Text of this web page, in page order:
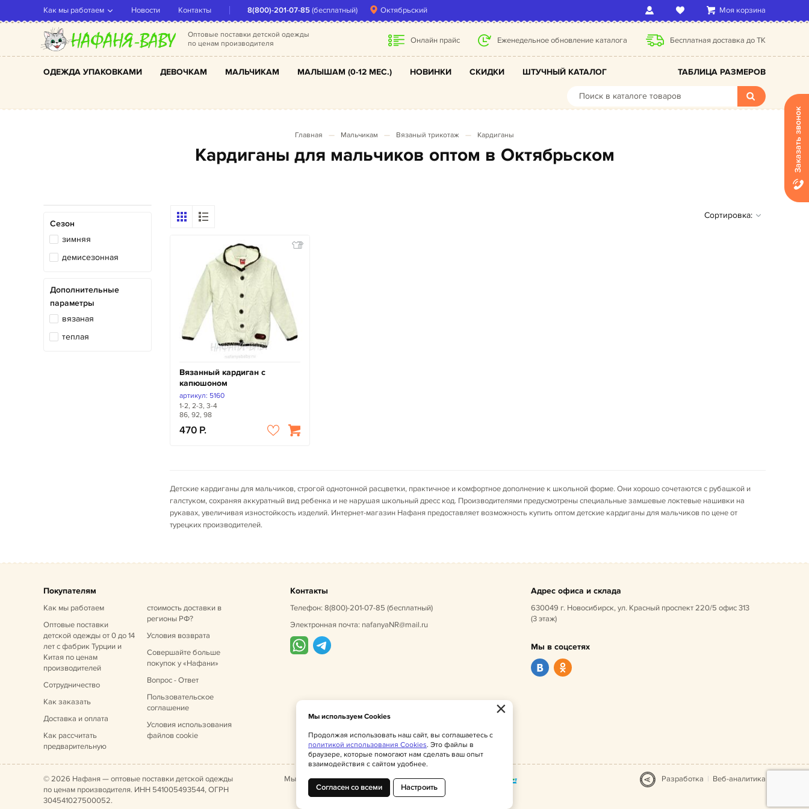
Моя корзина
Оптовые поставки детской одежды
по ценам производителя
Онлайн прайс Еженедельное обновление каталога Бесплатная доставка до ТК
ОДЕЖДА УПАКОВКАМИ ДЕВОЧКАМ МАЛЬЧИКАМ МАЛЫШАМ (0-12 МЕС.) НОВИНКИ СКИДКИ ШТУЧНЫЙ КАТАЛОГ ТАБЛИЦА РАЗМЕРОВ
Октябрьский
8(800)-201-07-85(бесплатный)
Как мы работаем Новости Контакты
Главная Мальчикам Вязаный трикотаж Кардиганы
Кардиганы для мальчиков оптом в Октябрьском
Сезон
зимняя
демисезонная
Дополнительные
параметры
вязаная
теплая
Сортировка:
Вязанный кардиган с
капюшоном
артикул: 5160
1-2, 2-3, 3-4
86, 92, 98
470
Детские кардиганы для мальчиков, строгой однотонной расцветки, практичное и комфортное дополнение к школьной форме. Они хорошо сочетаются с рубашкой и
галстуком, сохраняя аккуратный вид ребенка и не нарушая школьный дресс код. Производителями предусмотрены специальные замшевые локтевые нашивки на
рукавах, увеличивая изностойкость изделий. Интернет-магазин Нафаня предоставляет возможность купить оптом детские кардиганы для мальчиков по цене от
турецких производителей.
Покупателям
Как мы работаем
Оптовые поставки
детской одежды от 0 до 14
летс фабрик Турции и
Китая по ценам
производителей
Сотрудничество
Как заказать
Доставка и оплата
Как рассчитать
предварительную
стоимость доставки в
регионы РФ?
Условия возврата
Совершайте больше
покупок у «Нафани»
Вопрос - Ответ
Пользовательское
соглашение
Условия использования
файлов cookie
Контакты
Телефон: 8(800)-201-07-85 (бесплатный)
Электронная почта: nafanyaNR@mail.ru
Адрес офиса и склада
630049 г. Новосибирск, ул. Красный проспект 220/5 офис 313
(3 этаж)
Мы в соцсетях
© 2026 Нафаня — оптовые поставки детской одежды
по ценам производителя. ИНН 541005493544, ОГРН
304541027500052.
Мы принимаем: Разработка | Веб-аналитика
×
Мы используем Cookies
Продолжая использовать наш сайт, вы соглашаетесь с
политикой использования Cookies. Это файлы в
браузере, которые помогают нам сделать ваш опыт
взаимодействия с сайтом удобнее.
Согласен со всеми Настроить
Заказать звонок